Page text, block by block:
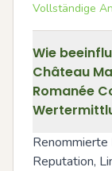
Vollständige
Wie
Château
Romanée
Renommierte
Reputation,